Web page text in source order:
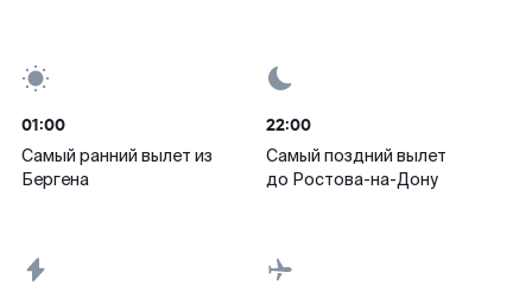
01:00
Самый ранний вылет из
Бергена
22:00
Самый поздний вылет
до Ростова-на-Дону